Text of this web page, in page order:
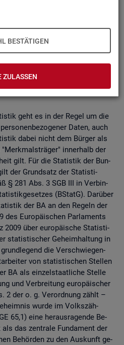
BESTÄTIGEN
ZULASSEN
der sta­tis­ti­schen
geht es in der Regel um die
Daten, auch
dabei nicht dem Bür­ger als
in­ner­halb der
gilt. Für die Sta­tis­tik der Bun­
der Grund­satz der Sta­tis­ti­
§ 281 Abs. 3 SGB III in Ver­bin­
(BStatG). Dar­über
der BA an den Re­geln der
des Eu­ro­päi­schen Par­la­ments
2009 über eu­ro­päi­sche Sta­tis­ti­
sta­tis­ti­scher Ge­heim­hal­tung in
die Ver­schwie­gen­
von sta­tis­ti­schen Stel­len
BA als ein­zel­staat­li­che Stel­le
und Ver­brei­tung eu­ro­päi­scher
2 der o. g. Ver­ord­nung zählt –
wurde im Volks­zäh­
65,1) eine her­aus­ra­gen­de Be­
das zen­tra­le Fun­da­ment der
Be­hör­den zu den Aus­kunft ge­